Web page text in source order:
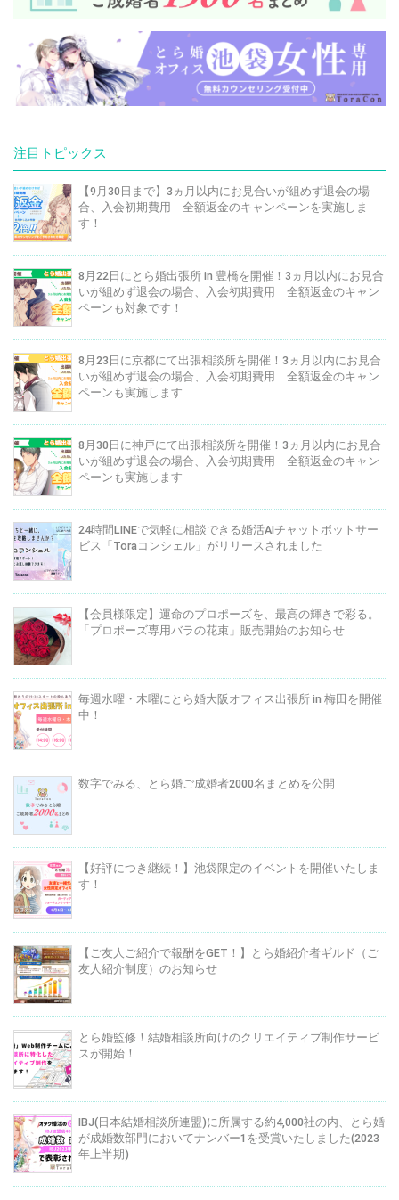
注目トピックス
【9月30日まで】3ヵ月以内にお見合いが組めず退会の場
合、入会初期費用 全額返金のキャンペーンを実施しま
す！
8月22日にとら婚出張所 in 豊橋を開催！3ヵ月以内にお見合
いが組めず退会の場合、入会初期費用 全額返金のキャン
ペーンも対象です！
8月23日に京都にて出張相談所を開催！3ヵ月以内にお見合
いが組めず退会の場合、入会初期費用 全額返金のキャン
ペーンも実施します
8月30日に神戸にて出張相談所を開催！3ヵ月以内にお見合
いが組めず退会の場合、入会初期費用 全額返金のキャン
ペーンも実施します
24時間LINEで気軽に相談できる婚活AIチャットボットサー
ビス「Toraコンシェル」がリリースされました
【会員様限定】運命のプロポーズを、最高の輝きで彩る。
「プロポーズ専用バラの花束」販売開始のお知らせ
毎週水曜・木曜にとら婚大阪オフィス出張所 in 梅田を開催
中！
数字でみる、とら婚ご成婚者2000名まとめを公開
【好評につき継続！】池袋限定のイベントを開催いたしま
す！
【ご友人ご紹介で報酬をGET！】とら婚紹介者ギルド（ご
友人紹介制度）のお知らせ
とら婚監修！結婚相談所向けのクリエイティブ制作サービ
スが開始！
IBJ(日本結婚相談所連盟)に所属する約4,000社の内、とら婚
が成婚数部門においてナンバー1を受賞いたしました(2023
年上半期)